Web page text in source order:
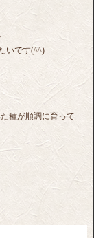
いです(^^)
種が順調に育って